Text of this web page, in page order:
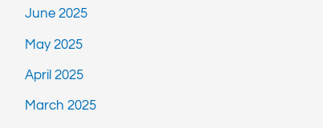
June 2025
May 2025
April 2025
March 2025